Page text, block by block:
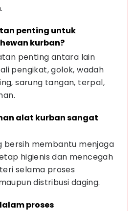
penting untuk
kurban?
penting antara lain
pengikat, golok, wadah
sarung tangan, terpal,
alat kurban sangat
bersih membantu menjaga
higienis dan mencegah
selama proses
distribusi daging.
proses